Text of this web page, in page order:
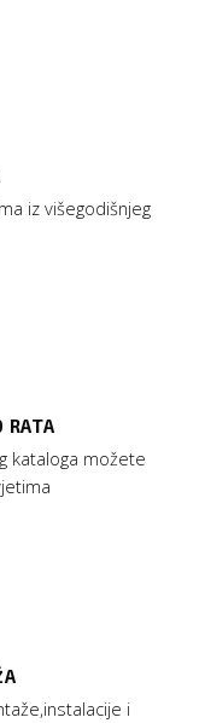
iz višegodišnjeg
RATA
kataloga možete
i